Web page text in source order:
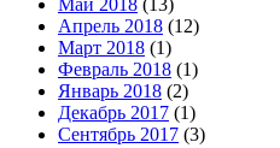
Апрель 2018 (12)
Март 2018 (1)
Февраль 2018 (1)
Январь 2018 (2)
Декабрь 2017 (1)
Сентябрь 2017 (3)